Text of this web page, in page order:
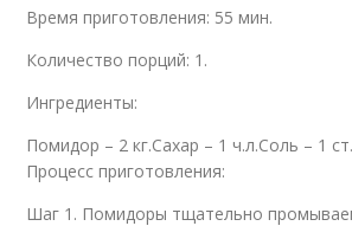
Время приготовления: 55 мин.
Количество порций: 1.
Ингредиенты:
Помидор – 2 кг.Сахар – 1 ч.л.Соль – 1
Процесс приготовления:
Шаг 1. Помидоры тщательно